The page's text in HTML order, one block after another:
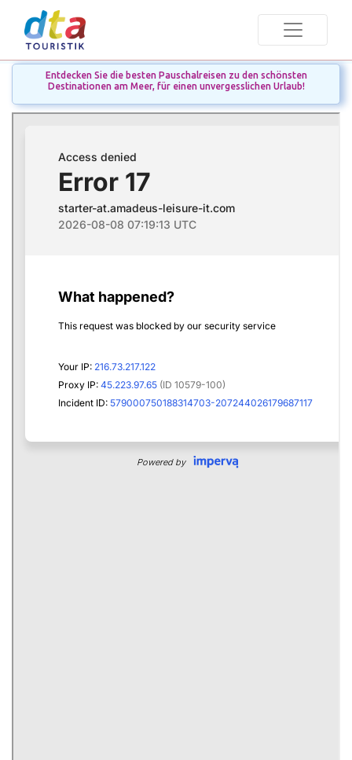
Entdecken Sie die besten Pauschalreisen zu den schönsten
Destinationen am Meer, für einen unvergesslichen Urlaub!